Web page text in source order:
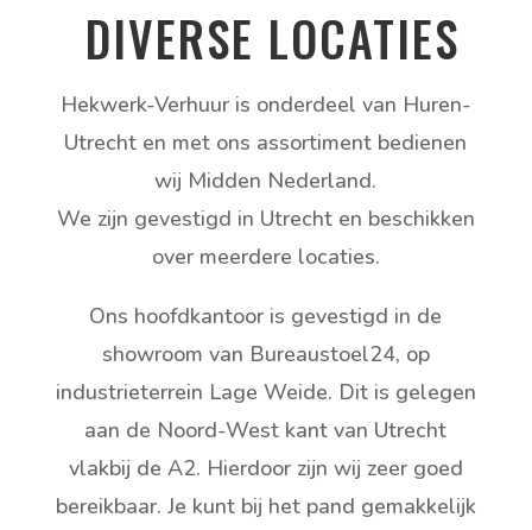
DIVERSE LOCATIES
Hekwerk-Verhuur is onderdeel van Huren-
Utrecht en met ons assortiment bedienen
wij Midden Nederland.
We zijn gevestigd in Utrecht en beschikken
over meerdere locaties.
Ons hoofdkantoor is gevestigd in de
showroom van Bureaustoel24, op
industrieterrein Lage Weide. Dit is gelegen
aan de Noord-West kant van Utrecht
vlakbij de A2. Hierdoor zijn wij zeer goed
bereikbaar. Je kunt bij het pand gemakkelijk